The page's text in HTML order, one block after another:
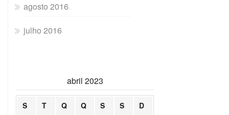
agosto 2016
julho 2016
abril 2023
S T Q Q S S
D